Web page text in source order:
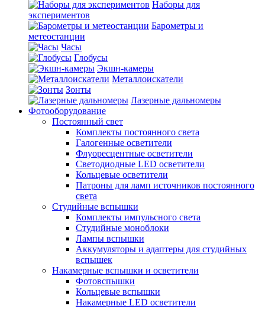
Наборы для
экспериментов
Барометры и
метеостанции
Часы
Глобусы
Экшн-камеры
Металлоискатели
Зонты
Лазерные дальномеры
Фотооборудование
Постоянный свет
Комплекты постоянного света
Галогенные осветители
Флуоресцентные осветители
Светодиодные LED осветители
Кольцевые осветители
Патроны для ламп источников постоянного
света
Студийные вспышки
Комплекты импульсного света
Студийные моноблоки
Лампы вспышки
Аккумуляторы и адаптеры для студийных
вспышек
Накамерные вспышки и осветители
Фотовспышки
Кольцевые вспышки
Накамерные LED осветители